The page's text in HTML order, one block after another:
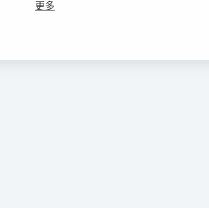
更多